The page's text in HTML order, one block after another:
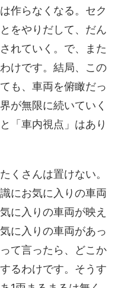
作らなくなる。セク
をやりだして、だん
れていく。で、また
けです。結局、この
も、車両を俯瞰だっ
が無限に続いていく
「車内視点」はあり
くさんは置けない。
にお気に入りの車両
に入りの車両が映え
に入りの車両があっ
て言ったら、どこか
るわけです。そうす